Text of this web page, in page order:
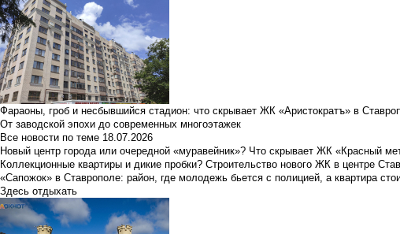
Фараоны, гроб и несбывшийся стадион: что скрывает ЖК «Аристократъ» в
От заводской эпохи до современных многоэтажек
Все новости по теме 18.07.2026
Новый центр города или очередной «муравейник»? Что скрывает ЖК «Красный
Коллекционные квартиры и дикие пробки? Строительство нового ЖК в центре
«Сапожок» в Ставрополе: район, где молодежь бьется с полицией, а квартира
Здесь отдыхать